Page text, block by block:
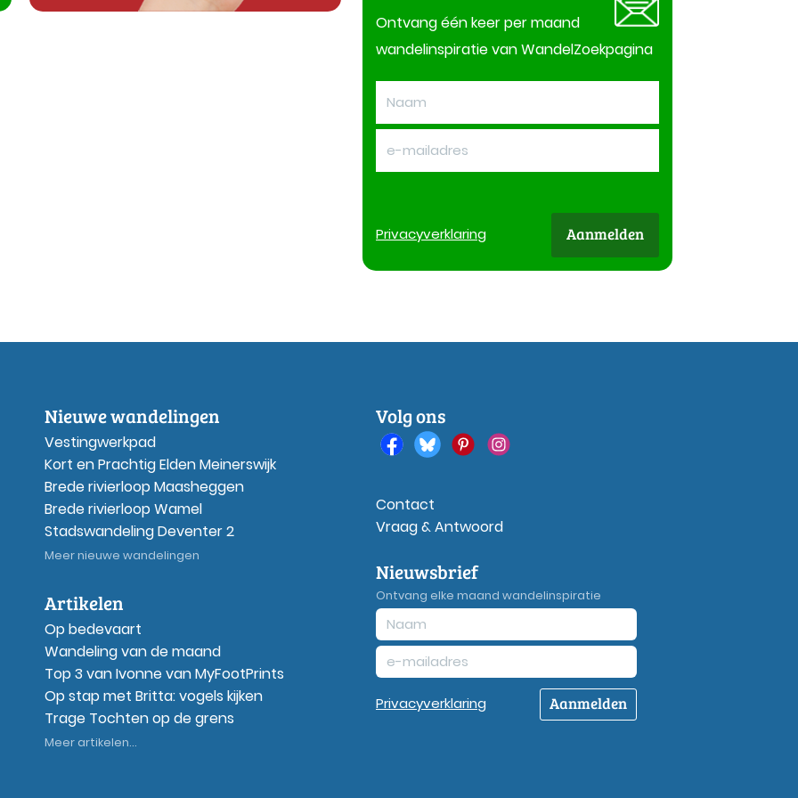
Ontvang één keer per maand
wandelinspiratie van WandelZoekpagina
Privacyverklaring Aanmelden
Nieuwe wandelingen
Vestingwerkpad
Kort en Prachtig Elden Meinerswijk
Brede rivierloop Maasheggen
Brede rivierloop Wamel
Stadswandeling Deventer 2
Meer nieuwe wandelingen
Artikelen
Op bedevaart
Wandeling van de maand
Top 3 van Ivonne van MyFootPrints
Op stap met Britta: vogels kijken
Trage Tochten op de grens
Meer artikelen...
Volg ons
Contact
Vraag & Antwoord
Nieuwsbrief
Ontvang elke maand wandelinspiratie
Privacyverklaring Aanmelden